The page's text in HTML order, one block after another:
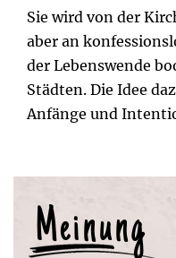
Sie wird von der
aber an
der Lebenswende
Städten. Die Idee
Anfänge und
Meinung